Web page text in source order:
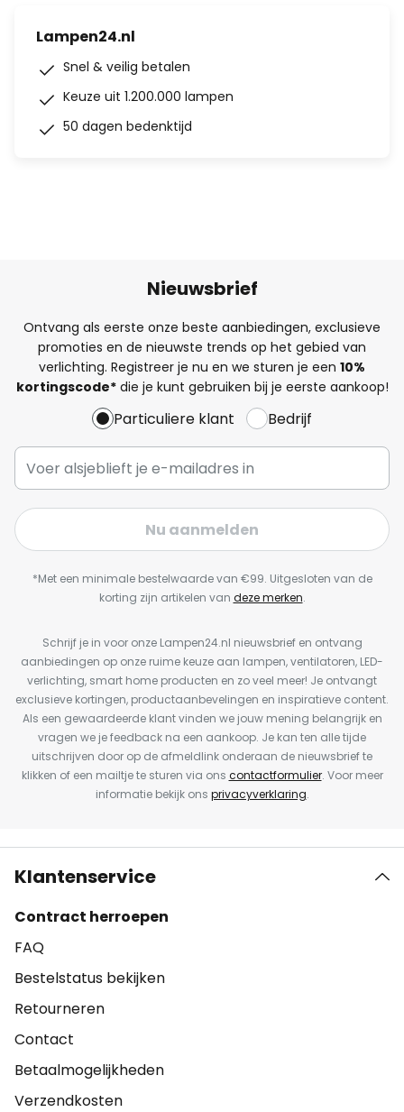
Lampen24.nl
Snel & veilig betalen
Keuze uit 1.200.000 lampen
50 dagen bedenktijd
Nieuwsbrief
Ontvang als eerste onze beste aanbiedingen, exclusieve
promoties en de nieuwste trends op het gebied van
verlichting. Registreer je nu en we sturen je een 10%
kortingscode*die je kunt gebruiken bij je eerste aankoop!
Particuliere klant Bedrijf
Nu aanmelden
*Met een minimale bestelwaarde van €99. Uitgesloten van de
korting zijn artikelen van deze merken.
Schrijf je in voor onze Lampen24.nl nieuwsbrief en ontvang
aanbiedingen op onze ruime keuze aan lampen, ventilatoren, LED-
verlichting, smart home producten en zo veel meer! Je ontvangt
exclusieve kortingen, productaanbevelingen en inspiratieve content.
Als een gewaardeerde klant vinden we jouw mening belangrijk en
vragen we je feedback na een aankoop. Je kan ten alle tijde
uitschrijven door op de afmeldlink onderaan de nieuwsbrief te
klikken of een mailtje te sturen via ons contactformulier. Voor meer
informatie bekijk ons privacyverklaring.
Klantenservice
Contract herroepen
FAQ
Bestelstatus bekijken
Retourneren
Contact
Betaalmogelijkheden
Verzendkosten